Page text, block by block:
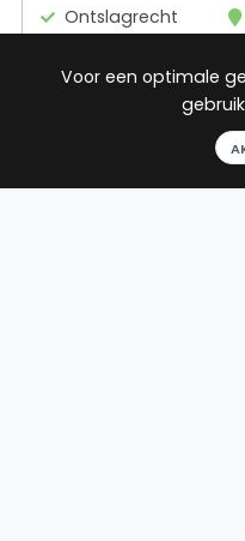
Ontslagrecht
Huurrecht
Verkeersrecht
Voor een optimale